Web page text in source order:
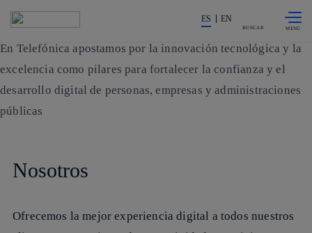
La acción en accionistas e
ES EN
BUSCAR
En Telefónica apostamos por lainnovación tecnológica y la
excelencia como pilares para fortalecer la confianza y el
desarrollo digital de personas, empresas y administraciones
públicas
Nosotros
Ofrecemos la mejor experiencia digital a todos nuestros